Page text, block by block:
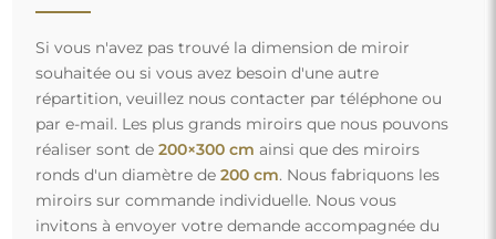
Si vous n'avez pas trouvé la dimension de miroir
souhaitée ou si vous avez besoin d'une autre
répartition, veuillez nous contacter par téléphone ou
par e-mail. Les plus grands miroirs que nous pouvons
réaliser sont de 200×300 cm ainsi que des miroirs
ronds d'un diamètre de 200 cm. Nous fabriquons les
miroirs sur commande individuelle. Nous vous
invitons à envoyer votre demande accompagnée du